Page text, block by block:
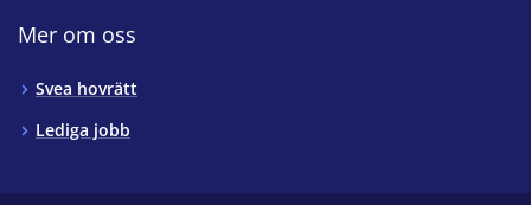
Mer om oss
Svea hovrätt
Lediga jobb